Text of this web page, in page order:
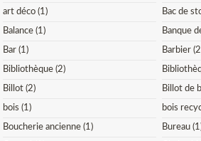
art déco (1) Bac de
Balance (1) Banque
Bar (1) Barbier
Bibliothèque (2)
Billot (2) Billot de
bois (1) bois
Boucherie ancienne (1) Bureau